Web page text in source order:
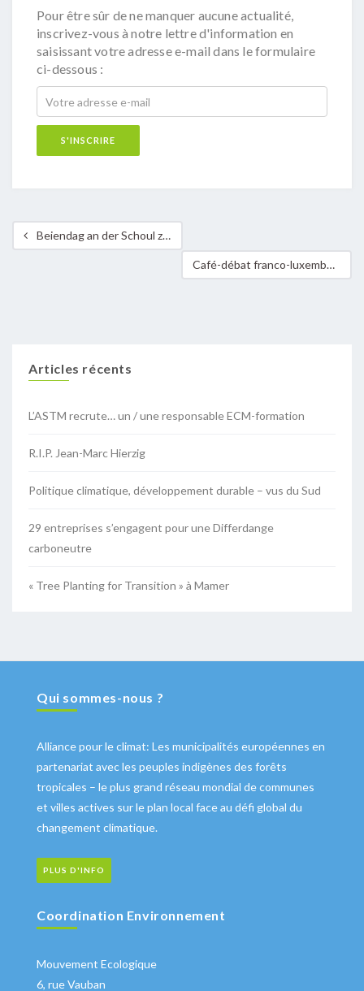
Pour être sûr de ne manquer aucune actualité,
inscrivez-vous à notre lettre d'information en
saisissant votre adresse e-mail dans le formulaire
ci-dessous :
Beiendag an der Schoul zu Mamer
Café-débat franco-luxembourgeois : réussir la transition des mobilités dans ma commune !
Articles récents
L’ASTM recrute… un / une responsable ECM-formation
R.I.P. Jean-Marc Hierzig
Politique climatique, développement durable – vus du Sud
29 entreprises s’engagent pour une Differdange
carboneutre
« Tree Planting for Transition » à Mamer
Qui sommes-nous ?
Alliance pour le climat: Les municipalités européennes en
partenariat avec les peuples indigènes des forêts
tropicales – le plus grand réseau mondial de communes
et villes actives sur le plan local face au défi global du
changement climatique.
PLUS D'INFO
Coordination Environnement
Mouvement Ecologique
6, rue Vauban